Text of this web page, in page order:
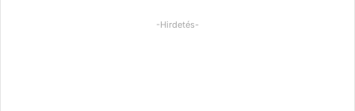
-Hirdetés-